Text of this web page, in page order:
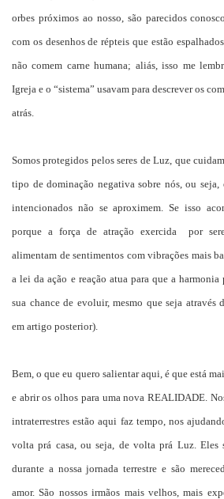
orbes próximos ao nosso, são parecidos
com os desenhos de répteis que estão
não comem carne humana; aliás, isso me
Igreja e o “sistema” usavam para descrever os
atrás.
Somos protegidos pelos seres de Luz, que
tipo de dominação negativa sobre nós, ou seja,
intencionados não se aproximem. Se isso
porque a força de atração exercida por
alimentam de sentimentos com vibrações mais
a lei da ação e reação atua para que a
sua chance de evoluir, mesmo que seja através
em artigo posterior).
Bem, o que eu quero salientar aqui, é que está
e abrir os olhos para uma nova REALIDADE.
intraterrestres estão aqui faz tempo, nos
volta prá casa, ou seja, de volta prá Luz. Eles
durante a nossa jornada terrestre e são
amor. São nossos irmãos mais velhos, mais